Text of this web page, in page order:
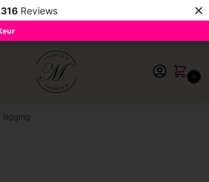
316 Reviews ×
0
legging